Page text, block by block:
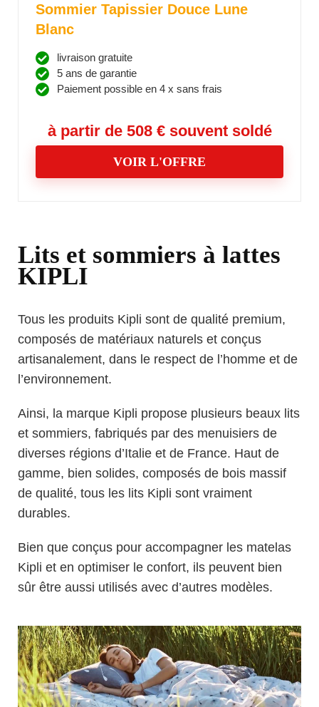
Sommier Tapissier Douce Lune
Blanc
livraison gratuite
5 ans de garantie
Paiement possible en 4 x sans frais
à partir de 508 € souvent soldé
VOIR L'OFFRE
Lits et sommiers à lattes
KIPLI
Tous les produits Kipli sont de qualité premium,
composés de matériaux naturels et conçus
artisanalement, dans le respect de l’homme et de
l’environnement.
Ainsi, la marque Kipli propose plusieurs beaux lits
et sommiers, fabriqués par des menuisiers de
diverses régions d’Italie et de France. Haut de
gamme, bien solides, composés de bois massif
de qualité, tous les lits Kipli sont vraiment
durables.
Bien que conçus pour accompagner les matelas
Kipli et en optimiser le confort, ils peuvent bien
sûr être aussi utilisés avec d’autres modèles.